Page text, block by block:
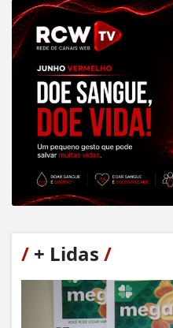
/ + Lidas /